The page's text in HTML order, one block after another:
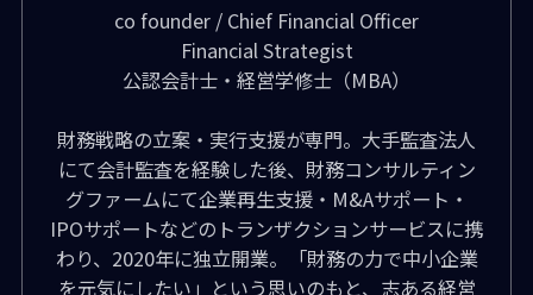
co founder / Chief Financial Officer
Financial Strategist
公認会計士・経営学修士（MBA）
財務戦略の立案・実行支援が専門。大手監査法人
にて会計監査を経験した後、財務コンサルティン
グファームにて企業再生支援・M&Aサポート・
IPOサポートなどのトランザクションサービスに携
わり、2020年に独立開業。「財務の力で中小企業
を元気にしたい」という思いのもと、志ある経営